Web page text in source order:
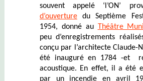
souvent appelé ‘l’ON’
d’ouverturedu Septième
1954, donné au Théâtre
peu d’enregistrements
conçu par l’architecte Claude-
été inauguré en 1784 -et
acoustique. En effet, il a été
par un incendie en avril